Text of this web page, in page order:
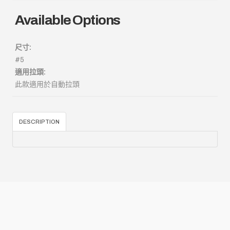
Available Options
尺寸:
#5
適用拉頭:
此款適用於自動拉頭
DESCRIPTION